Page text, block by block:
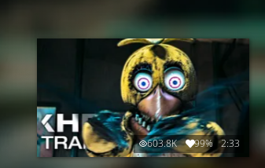
603.8K 99% 2:33